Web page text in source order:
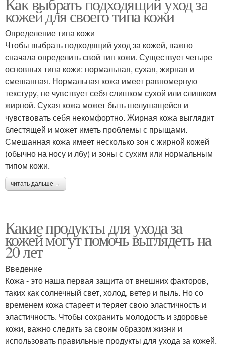
кожей для своего типа кожи
Определение типа кожи
Чтобы выбрать подходящий уход за кожей, важно
сначала определить свой тип кожи. Существует четыре
основных типа кожи: нормальная, сухая, жирная и
смешанная. Нормальная кожа имеет равномерную
текстуру, не чувствует себя слишком сухой или слишком
жирной. Сухая кожа может быть шелушащейся и
чувствовать себя некомфортно. Жирная кожа выглядит
блестящей и может иметь проблемы с прыщами.
Смешанная кожа имеет несколько зон с жирной кожей
(обычно на носу и лбу) и зоны с сухим или нормальным
типом кожи.
читать дальше →
Какие продукты для ухода за
кожей могут помочь выглядеть на
20 лет
Введение
Кожа - это наша первая защита от внешних факторов,
таких как солнечный свет, холод, ветер и пыль. Но со
временем кожа стареет и теряет свою эластичность и
эластичность. Чтобы сохранить молодость и здоровье
кожи, важно следить за своим образом жизни и
использовать правильные продукты для ухода за кожей.